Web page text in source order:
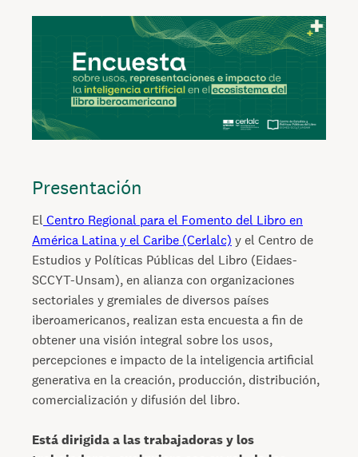
Presentación
El Centro Regional para el Fomento del Libro en
América Latina y el Caribe (Cerlalc) y el Centro de
Estudios y Políticas Públicas del Libro (Eidaes-
SCCYT-Unsam), en alianza con organizaciones
sectoriales y gremiales de diversos países
iberoamericanos, realizan esta encuesta a fin de
obtener una visión integral sobre los usos,
percepciones e impacto de la inteligencia artificial
generativa en la creación, producción, distribución,
comercialización y difusión del libro.
Está dirigida a las trabajadoras y los